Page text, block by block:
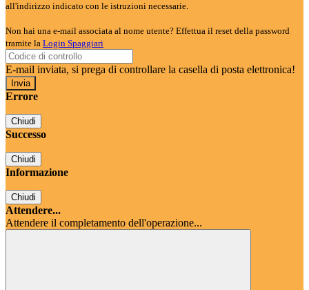
all'indirizzo indicato con le istruzioni necessarie.
Non hai una e-mail associata al nome utente? Effettua il reset della password
tramite la Login Spaggiari
E-mail inviata, si prega di controllare la casella di posta elettronica!
Errore
Chiudi
Successo
Chiudi
Informazione
Chiudi
Attendere...
Attendere il completamento dell'operazione...